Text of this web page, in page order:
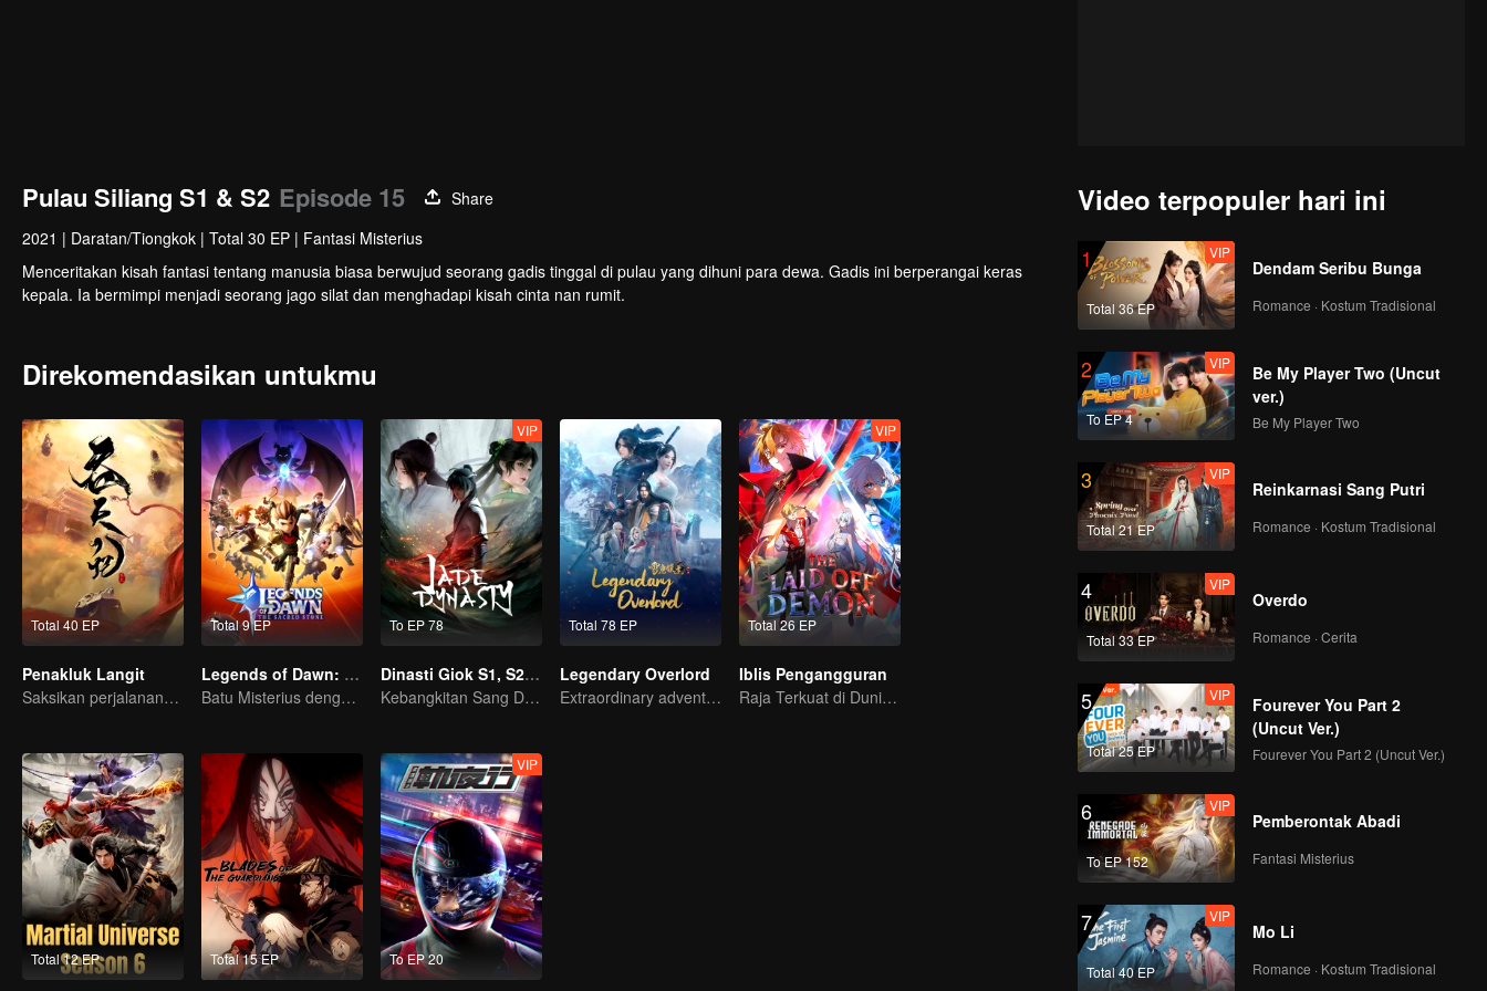
Pulau Siliang S1 & S2 Episode 15
Share
2021 | Daratan/Tiongkok | Total 30 EP | Fantasi Misterius
Menceritakan kisah fantasi tentang manusia biasa berwujud seorang gadis tinggal di pulau yang dihuni para dewa. Gadis ini berperangai keras
kepala. Ia bermimpi menjadi seorang jago silat dan menghadapi kisah cinta nan rumit.
Direkomendasikan untukmu
Total 40 EP
Penakluk Langit
Saksikan perjalanannya dari manusia biasa jadi Dewa abadi!
Total 9 EP
Legends of Dawn: Batu Bertuah
Batu Misterius dengan Kekuatan Dahsyat
To EP 78
VIP
Dinasti Giok S1, S2, S3
Kebangkitan Sang Dewa, Awal dari Akhir Dunia!
Total 78 EP
Legendary Overlord
Extraordinary adventure, a teenager reborn from adversity.
Total 26 EP
VIP
Iblis Pengangguran
Raja Terkuat di Dunia Iblis Tiba-tiba di PHK?
Total 12 EP Total 15 EP To EP 20
VIP
Video terpopuler hari ini
1
Total 36 EP
VIP
Dendam Seribu Bunga
Romance · Kostum Tradisional
2
To EP 4
VIP
Be My Player Two (Uncut
ver.)
Be My Player Two
3
Total 21 EP
VIP
Reinkarnasi Sang Putri
Romance · Kostum Tradisional
4
Total 33 EP
VIP
Overdo
Romance · Cerita
5
Total 25 EP
VIP
Fourever You Part 2
(Uncut Ver.)
Fourever You Part 2 (Uncut Ver.)
6
To EP 152
VIP
Pemberontak Abadi
Fantasi Misterius
7
Total 40 EP
VIP
Mo Li
Romance · Kostum Tradisional